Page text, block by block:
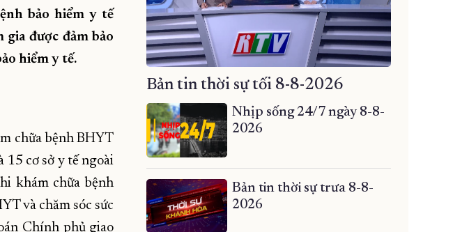
bảo hiểm y tế
được đảm bảo
hiểm y tế.
chữa bệnh BHYT
15 cơ sở y tế ngoài
khám chữa bệnh
và chăm sóc sức
Chính phủ giao
Bản tin thời sự tối 8-8-2026
Nhịp sống 24/7 ngày 8-8-
2026
Bản tin thời sự trưa 8-8-
2026